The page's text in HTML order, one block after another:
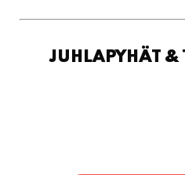
JUHLAPYHÄT &